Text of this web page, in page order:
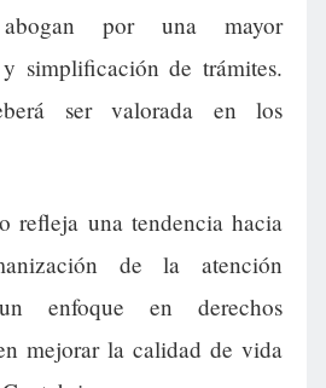
por una mayor
simplificación de trámites.
ser valorada en los
refleja una tendencia hacia
de la atención
enfoque en derechos
mejorar la calidad de vida